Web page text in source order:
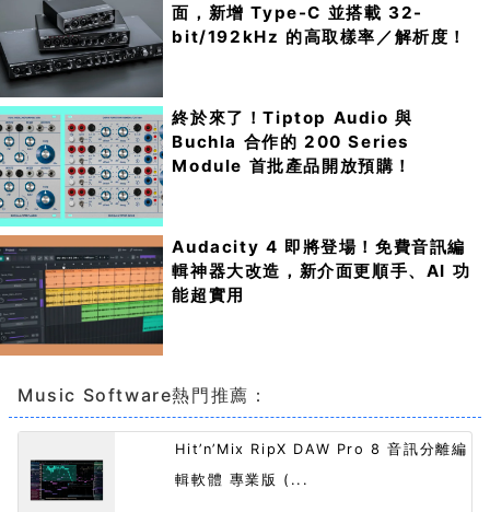
面，新增 Type-C 並搭載 32-
bit/192kHz 的高取樣率／解析度！
終於來了！Tiptop Audio 與
Buchla 合作的 200 Series
Module 首批產品開放預購！
Audacity 4 即將登場！免費音訊編
輯神器大改造，新介面更順手、AI 功
能超實用
Music Software熱門推薦：
Hit’n’Mix RipX DAW Pro 8 音訊分離編
輯軟體 專業版 (...